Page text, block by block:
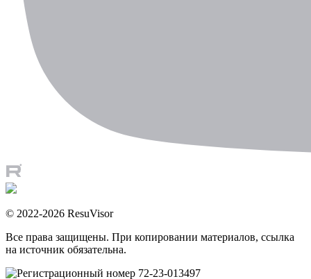
© 2022-2026 ResuVisor
Все права защищены. При копировании материалов, ссылка
на источник обязательна.